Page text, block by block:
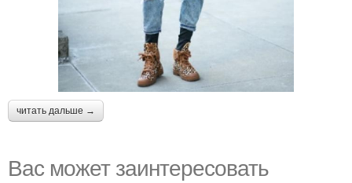
читать дальше →
Вас может заинтересовать